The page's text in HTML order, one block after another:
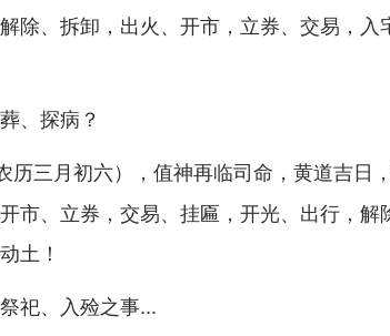
除、拆卸，出火、开市，立券、交易，入
、探病？
三月初六）
，值神再临司命，黄道吉日
市、立券，交易、挂匾，开光、出行，解
土！
祀、入殓之事...